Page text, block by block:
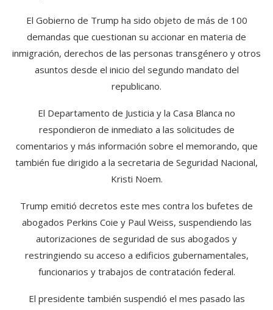
El Gobierno de Trump ha sido objeto de más de 100
demandas que cuestionan su accionar en materia de
inmigración, derechos de las personas transgénero y otros
asuntos desde el inicio del segundo mandato del
republicano.
El Departamento de Justicia y la Casa Blanca no
respondieron de inmediato a las solicitudes de
comentarios y más información sobre el memorando, que
también fue dirigido a la secretaria de Seguridad Nacional,
Kristi Noem.
Trump emitió decretos este mes contra los bufetes de
abogados Perkins Coie y Paul Weiss, suspendiendo las
autorizaciones de seguridad de sus abogados y
restringiendo su acceso a edificios gubernamentales,
funcionarios y trabajos de contratación federal.
El presidente también suspendió el mes pasado las